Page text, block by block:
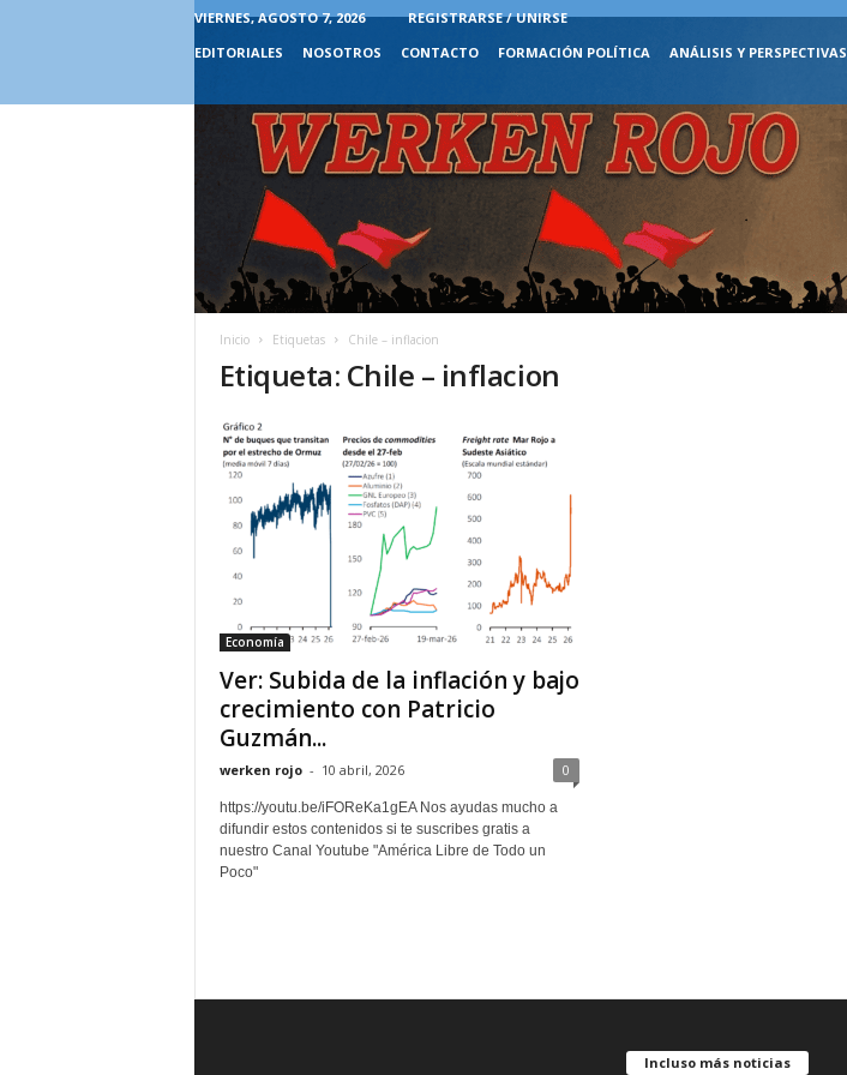
VIERNES, AGOSTO 7, 2026
REGISTRARSE / UNIRSE
EDITORIALES
NOSOTROS CONTACTO FORMACIÓN POLÍTICA ANÁLISIS Y PERSPECTIVAS
Inicio Etiquetas Chile – inflacion
Etiqueta: Chile – inflacion
Economía
Ver: Subida de la inflación y bajo
crecimiento con Patricio
Guzmán...
werken rojo - 10 abril, 2026 0
https://youtu.be/iFOReKa1gEA Nos ayudas mucho a
difundir estos contenidos si te suscribes gratis a
nuestro Canal Youtube "América Libre de Todo un
Poco"
Incluso más noticias